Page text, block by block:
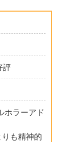
評
ホラーアド
も精神的